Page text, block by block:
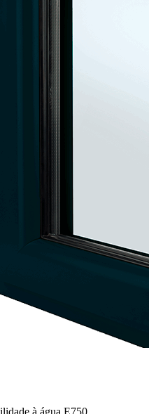
à água E750